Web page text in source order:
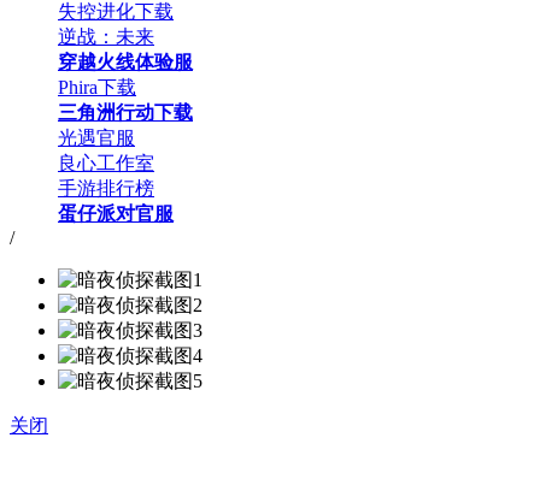
失控进化下载
逆战：未来
穿越火线体验服
Phira下载
三角洲行动下载
光遇官服
良心工作室
手游排行榜
蛋仔派对官服
/
关闭